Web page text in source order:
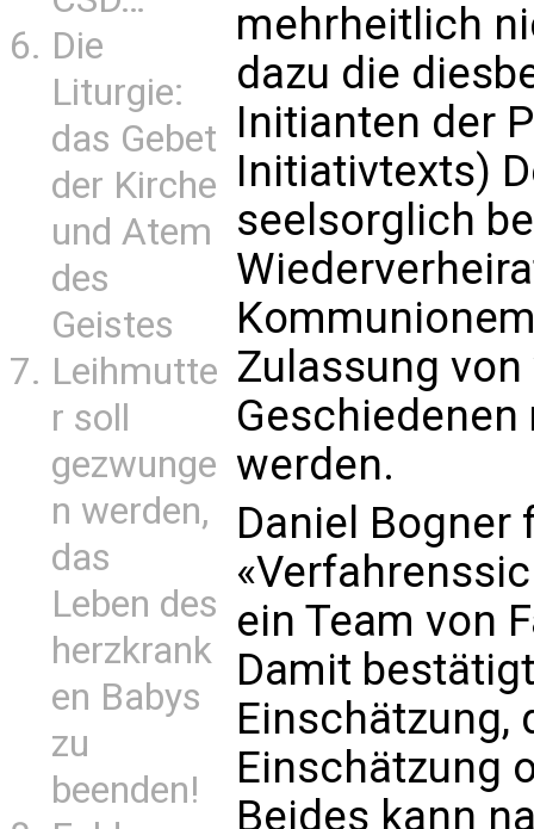
Die
Liturgie:
das Gebet
der Kirche
und Atem
des
Geistes
Leihmutte
r soll
gezwunge
n werden,
das
Leben des
herzkrank
en Babys
zu
beenden!
mehrheitlich
dazu die
Initianten der
Initiativtexts)
seelsorglich
Zulassung
werden.
Daniel Bogner
ein Team von
Damit
Einschätzung,
Einschätzung
Beides kann